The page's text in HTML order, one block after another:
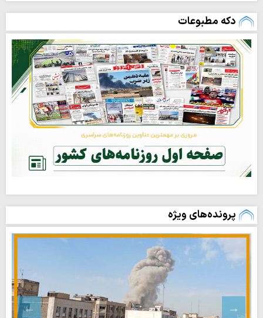
دکه مطبوعات
پرونده‌های ویژه